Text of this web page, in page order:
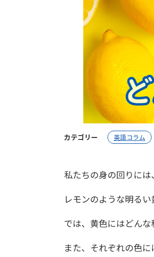
カテゴリー 英語コラム
私たちの身の回りに
レモンのような明る
では、黄色にはどんな
また、それぞれの色